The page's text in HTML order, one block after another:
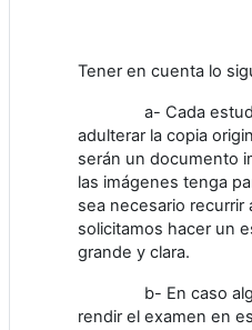
Tener en cuenta lo
a- Cada
adulterar la copia
serán un documento
las imágenes tenga
sea necesario recurrir
solicitamos hacer un
grande y clara.
b- En caso algún
rendir el examen en